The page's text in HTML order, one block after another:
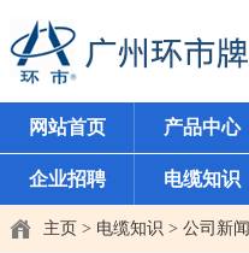
网站首页 产品中心
企业招聘 电缆知识
主页 > 电缆知识 > 公司新闻